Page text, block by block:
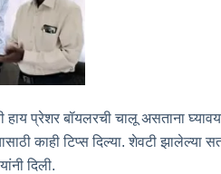
हाय प्रेशर बॉयलरची चालू असताना
काही टिप्स दिल्या. शेवटी झालेल्या
दिली.